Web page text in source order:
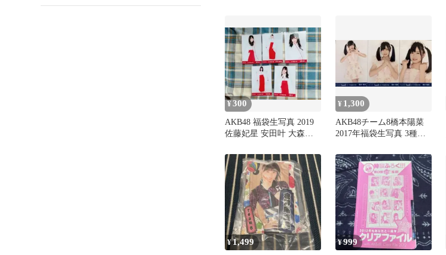
¥300
AKB48 福袋生写真 2019
佐藤妃星 安田叶 大森美
¥ 1,300
AKB48チーム8橋本陽菜
2017年福袋生写真 3種コ
¥1,499 ¥999